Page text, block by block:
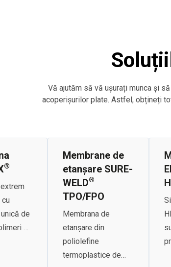
Vă ajutăm să vă ușurați munca și
acoperișurilor plate. Astfel, obțineți
®
de
de
Membrane de
etanșare SURE-
WELD®
TPO/FPO
Membrana de
etanșare din
poliolefine
termoplastice de